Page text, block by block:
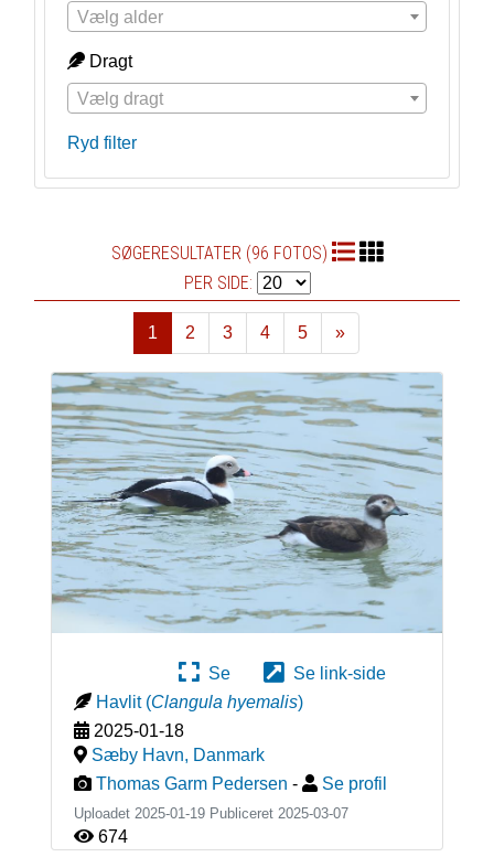
Vælg alder
Dragt
Vælg dragt
Ryd filter
SØGERESULTATER (96 FOTOS)
PER SIDE:
1 2 3 4 5
»
Næste
Se
Se link-side
Havlit (Clangula hyemalis)
2025-01-18
Sæby Havn, Danmark
Thomas Garm Pedersen - Se profil
Uploadet 2025-01-19 Publiceret 2025-03-07
674